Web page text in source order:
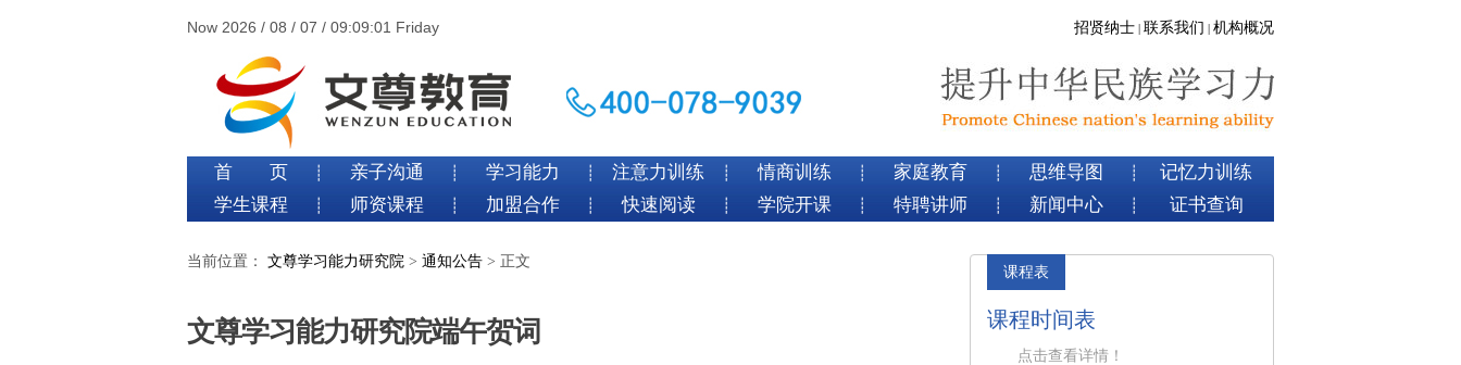
Now 2026 / 08 / 07 / 09:09:01 Friday 招贤纳士 | 联系我们 | 机构概况
首 页 ┊ 亲子沟通 ┊ 学习能力 ┊ 注意力训练 ┊ 情商训练 ┊ 家庭教育 ┊ 思维导图 ┊
记忆力训练
学生课程
┊ 师资课程 ┊ 加盟合作 ┊ 快速阅读 ┊ 学院开课 ┊ 特聘讲师 ┊ 新闻中心 ┊ 证书查询
当前位置： 文尊学习能力研究院 > 通知公告 > 正文
文尊学习能力研究院端午贺词
课程表
课程时间表
点击查看详情！